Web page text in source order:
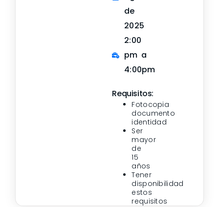
de
2025
2:00
pm a
4:00pm
Requisitos:
Fotocopia
documento
identidad
Ser
mayor
de
15
años
Tener
disponibilidad
estos
requisitos